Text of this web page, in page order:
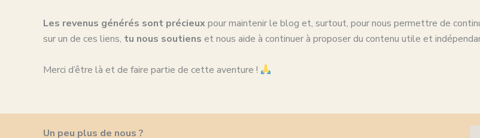
Les revenus générés sont précieuxpour maintenir le blog et, surtout, pour nous permettre de
sur un de ces liens, tu nous soutiens et nous aide à continuer à proposer du contenu utile et
Merci d’être là et de faire partie de cette aventure !
Un peu plus de nous ?